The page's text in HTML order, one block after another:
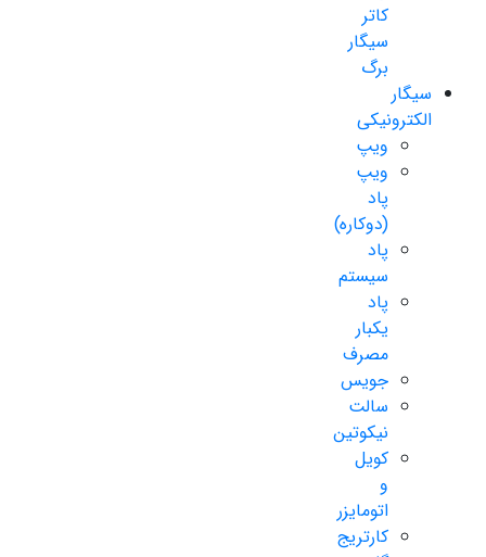
کاتر
سیگار
برگ
سیگار
الکترونیکی
ویپ
ویپ
پاد
(دوکاره)
پاد
سیستم
پاد
یکبار
مصرف
جویس
سالت
نیکوتین
کویل
و
اتومایزر
کارتریج